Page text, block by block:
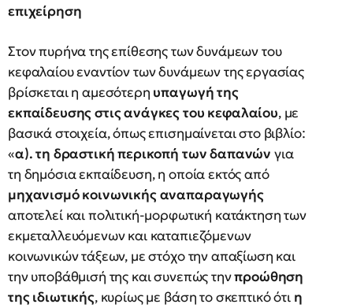
επιχείρηση
Στον πυρήνα της επίθεσης των δυνάμεων του
κεφαλαίου εναντίον των δυνάμεων της εργασίας
βρίσκεται η αμεσότερη υπαγωγή της
εκπαίδευσης στις ανάγκες του κεφαλαίου, με
βασικά στοιχεία, όπως επισημαίνεται στο βιβλίο:
«α). τη δραστική περικοπή των δαπανών για
τη δημόσια εκπαίδευση, η οποία εκτός από
μηχανισμό κοινωνικής αναπαραγωγής
αποτελεί και πολιτική-μορφωτική κατάκτηση των
εκμεταλλευόμενων και καταπιεζόμενων
κοινωνικών τάξεων, με στόχο την απαξίωση και
την υποβάθμισή της και συνεπώς τηνπροώθηση
της ιδιωτικής, κυρίως με βάση το σκεπτικό ότι η